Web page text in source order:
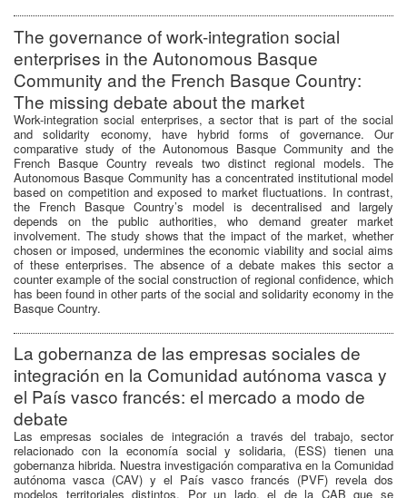
The governance of work-integration social
enterprises in the Autonomous Basque
Community and the French Basque Country:
The missing debate about the market
Work-integration social enterprises, a sector that is part of the social
and solidarity economy, have hybrid forms of governance. Our
comparative study of the Autonomous Basque Community and the
French Basque Country reveals two distinct regional models. The
Autonomous Basque Community has a concentrated institutional model
based on competition and exposed to market fluctuations. In contrast,
the French Basque Country’s model is decentralised and largely
depends on the public authorities, who demand greater market
involvement. The study shows that the impact of the market, whether
chosen or imposed, undermines the economic viability and social aims
of these enterprises. The absence of a debate makes this sector a
counter example of the social construction of regional confidence, which
has been found in other parts of the social and solidarity economy in the
Basque Country.
La gobernanza de las empresas sociales de
integración en la Comunidad autónoma vasca y
el País vasco francés: el mercado a modo de
debate
Las empresas sociales de integración a través del trabajo, sector
relacionado con la economía social y solidaria, (ESS) tienen una
gobernanza hibrida. Nuestra investigación comparativa en la Comunidad
autónoma vasca (CAV) y el País vasco francés (PVF) revela dos
modelos territoriales distintos. Por un lado, el de la CAB que se